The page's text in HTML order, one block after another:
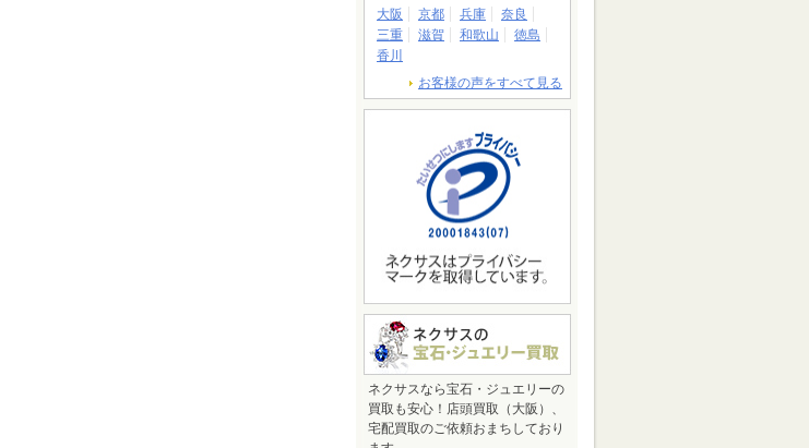
大阪
京都 兵庫
奈良
三重
滋賀 和歌山
徳島
香川
お客様の声をすべて見る
ネクサスなら宝石・ジュエリーの
買取も安心！店頭買取（大阪）、
宅配買取のご依頼おまちしており